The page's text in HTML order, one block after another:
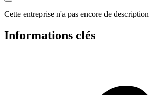
Cette entreprise n'a pas encore de description
Informations clés